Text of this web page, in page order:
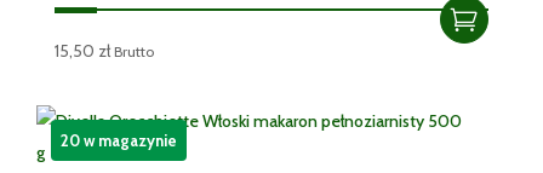
15,50 zł Brutto
20 w magazynie